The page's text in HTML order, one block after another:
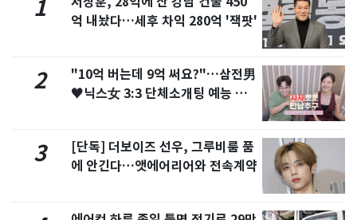
1
억 내놨다…세후 차익 280억 '잭팟'
2
"10억 버는데 9억 써요?"…삼전男
♥닉스女 3:3 단체소개팅 예능 화
3
[단독] 더보이즈 선우, 그루비룸 품
에 안긴다…앳에어리어와 전속계약